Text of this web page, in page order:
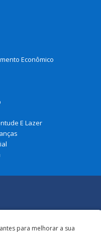
Econômico
E Lazer
para melhorar a sua